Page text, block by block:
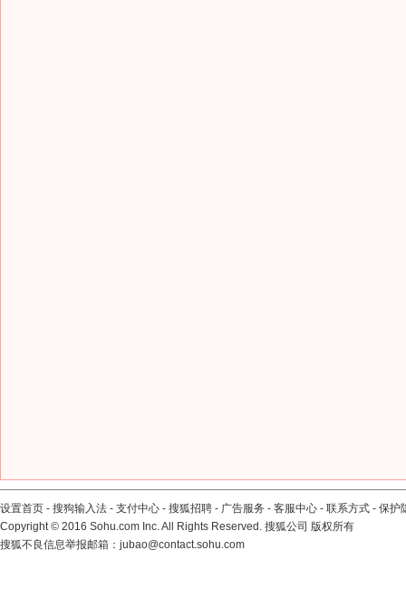
设置首页 - 搜狗输入法 - 支付中心 - 搜狐招聘 - 广告服务 - 客服中心 - 联系方式 - 保护
Copyright© 2016 Sohu.com Inc. All Rights Reserved. 搜狐公司 版权所有
搜狐不良信息举报邮箱： jubao@contact.sohu.com